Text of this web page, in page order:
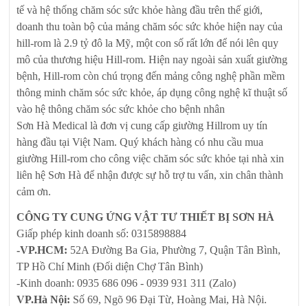
tế và hệ thống chăm sóc sức khỏe hàng đầu trên thế giới,
doanh thu toàn bộ của mảng chăm sóc sức khỏe hiện nay của
hill-rom là 2.9 tỷ đô la Mỹ, một con số rất lớn để nói lên quy
mô của thương hiệu Hill-rom. Hiện nay ngoài sản xuất giường
bệnh, Hill-rom còn chú trọng đến mảng công nghệ phần mềm
thông minh chăm sóc sức khỏe, áp dụng công nghệ kĩ thuật số
vào hệ thông chăm sóc sức khỏe cho bệnh nhân
Sơn Hà Medical là đơn vị cung cấp giường Hillrom uy tín
hàng đầu tại Việt Nam. Quý khách hàng có nhu cầu mua
giường Hill-rom cho công việc chăm sóc sức khỏe tại nhà xin
liên hệ Sơn Hà để nhận được sự hỗ trợ tu vấn, xin chân thành
cảm ơn.
CÔNG TY CUNG ỨNG VẬT TƯ THIẾT BỊ SƠN HÀ
Giấp phép kinh doanh số: 0315898884
-VP.HCM: 52A Đường Ba Gia, Phường 7, Quận Tân Bình,
TP Hồ Chí Minh (Đối diện Chợ Tân Bình)
-Kinh doanh: 0935 686 096 - 0939 931 311 (Zalo)
VP.Hà Nội: Số 69, Ngõ 96 Đại Từ, Hoàng Mai, Hà Nội.